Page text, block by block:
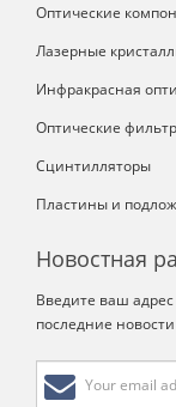
Оптические
Лазерные
Инфракрасная
Оптические
Сцинтилляторы
Пластины и
Новостная
Введите ваш
последние